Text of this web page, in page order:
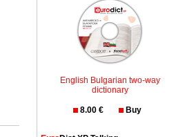
English Bulgarian two-way
dictionary
8.00 € Buy